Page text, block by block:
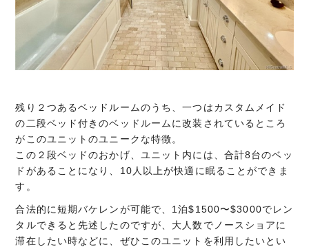
残り２つあるベッドルームのうち、一つはカスタムメイド
の二段ベッド付きのベッドルームに改装されているところ
がこのユニットのユニークな特徴。
この２段ベッドのおかげ、ユニット内には、合計8台のベッ
ドがあることになり、10人以上が快適に眠ることができま
す。
合法的に短期バケレンが可能で、1泊$1500〜$3000でレン
タルできると先述したのですが、大人数でノースショアに
滞在したい時などに、ぜひこのユニットを利用したいとい